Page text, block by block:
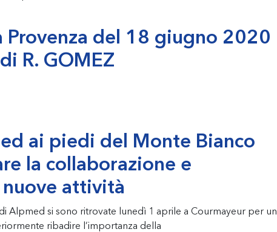
Provenza del 18 giugno 2020
R. GOMEZ
ai piedi del Monte Bianco
la collaborazione e
attività
Alpmed si sono ritrovate lunedì 1 aprile a Courmayeur per un
ribadire l’importanza della